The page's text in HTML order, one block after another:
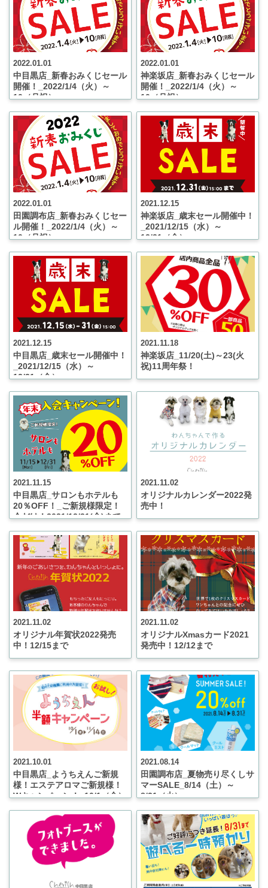
2022.01.01
中目黒店_新春おみくじセール
開催！_2022/1/4（火）～
10（月祝）
2022.01.01
神楽坂店_新春おみくじセール
開催！_2022/1/4（火）～
10（月祝）
2022.01.01
田園調布店_新春おみくじセー
ル開催！_2022/1/4（火）～
10（月祝）
2021.12.15
神楽坂店_歳末セール開催中！
_2021/12/15（水）～
12/31（金）
2021.12.15
中目黒店_歳末セール開催中！
_2021/12/15（水）～
12/31（金）
2021.11.18
神楽坂店_11/20(土)～23(火
祝)11周年祭！
2021.11.15
中目黒店_サロンもホテルも
20％OFF！_ご新規様限定！
今だけ！2021/12/31(金)まで
2021.11.02
オリジナルカレンダー2022発
売中！
2021.11.02
オリジナル年賀状2022発売
中！12/15まで
2021.11.02
オリジナルXmasカード2021
発売中！12/12まで
2021.10.01
中目黒店_ようちえんご新規
様！エステアロマご新規様！
Wキャンペーン！_10/1（金）
2021.08.14
田園調布店_夏物売り尽くしサ
マーSALE_8/14（土）～
8/31（火）